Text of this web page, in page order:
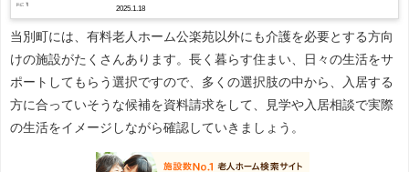
2025.1.18
当別町には、有料老人ホーム公楽苑以外にも介護を必要とする方向
けの施設がたくさんあります。長く暮らす住まい、日々の生活をサ
ポートしてもらう選択ですので、多くの選択肢の中から、入居する
方に合っていそうな候補を資料請求をして、見学や入居相談で実際
の生活をイメージしながら確認していきましょう。